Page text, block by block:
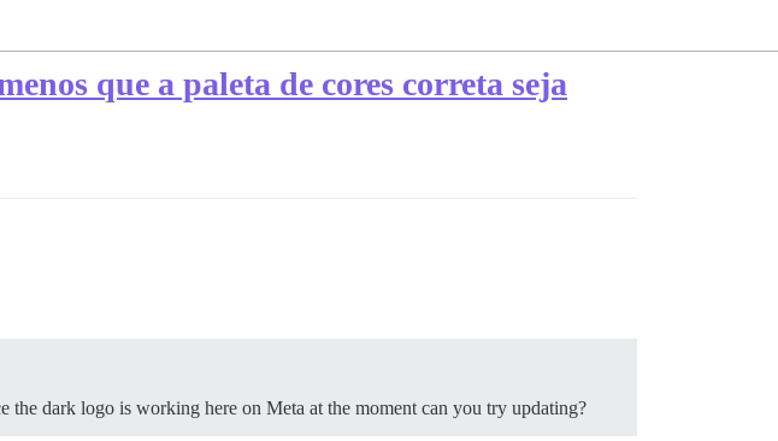
que a paleta de cores correta seja
the dark logo is working here on Meta at the moment can you try updating?